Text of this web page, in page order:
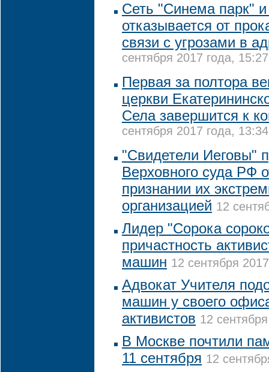
Сеть "Синема парк"
отказывается от
связи с угрозами в
сентября 2017 года, 15:27
Первая за полтора
церкви
Села завершится к
сентября 2017 года, 13:34
"Свидетели Иеговы"
Верховного суда РФ
признании их
организацией 12
Лидер "Сорока
причастность
машин 12 сентября
Адвокат Учителя
машин у своего
активистов 12
В Москве почтили
11 сентября 12